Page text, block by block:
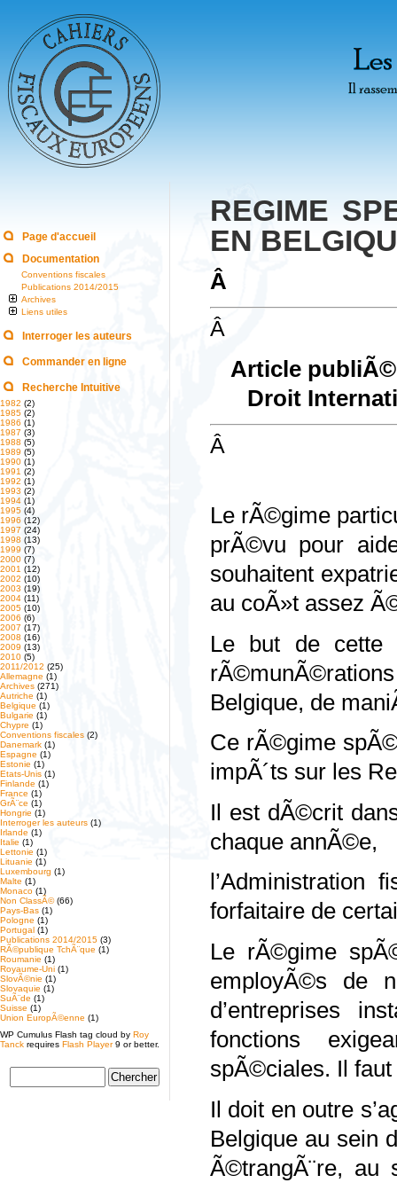
Page d'accueil
Documentation
Conventions fiscales
Publications 2014/2015
Archives
Liens utiles
Interroger les auteurs
Commander en ligne
Recherche Intuitive
1982 (2)
1985 (2)
1986 (1)
1987 (3)
1988 (5)
1989 (5)
1990 (1)
1991 (2)
1992 (1)
1993 (2)
1994 (1)
1995 (4)
1996 (12)
1997 (24)
1998 (13)
1999 (7)
2000 (7)
2001 (12)
2002 (10)
2003 (19)
2004 (11)
2005 (10)
2006 (6)
2007 (17)
2008 (16)
2009 (13)
2010 (5)
2011/2012 (25)
Allemagne (1)
Archives (271)
Autriche (1)
Belgique (1)
Bulgarie (1)
Chypre (1)
Conventions fiscales (2)
Danemark (1)
Espagne (1)
Estonie (1)
Etats-Unis (1)
Finlande (1)
France (1)
GrÃ¨ce (1)
Hongrie (1)
Interroger les auteurs (1)
Irlande (1)
Italie (1)
Lettonie (1)
Lituanie (1)
Luxembourg (1)
Malte (1)
Monaco (1)
Non ClassÃ©(66)
Pays-Bas (1)
Pologne (1)
Portugal (1)
Publications 2014/2015 (3)
RÃ©publique TchÃ¨que (1)
Roumanie (1)
Royaume-Uni (1)
SlovÃ©nie (1)
Slovaquie (1)
SuÃ¨de (1)
Suisse (1)
Union EuropÃ©enne (1)
WP Cumulus Flash tag cloud by Roy
Tanck requires Flash Player9 or better.
REGIME
EN
Â
Â
Article
Droit
Â
Le rÃ©gime
prÃ©vu pour
souhaitent
au coÃ»t assez
Le but de cette
Belgique, de
Ce rÃ©gime
impÃ´ts sur les
Il est dÃ©crit
chaque annÃ©e,
l’Administration
forfaitaire de
Le rÃ©gime
employÃ©s de
d’entreprises
fonctions
spÃ©ciales. Il faut
Il doit en outre
Belgique au sein
Ã©trangÃ¨re, au